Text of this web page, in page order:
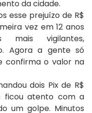
da cidade.
esse prejuízo de R$
vez em 12 anos
vigilantes,
Agora a gente só
confirma o valor na
dois Pix de R$
ficou atento com a
um golpe. Minutos